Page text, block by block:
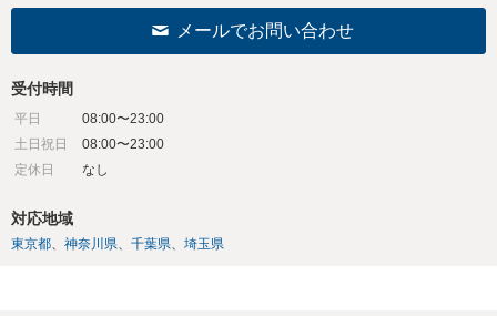
メールでお問い合わせ
受付時間
平日
08:00〜23:00
土日祝日
08:00〜23:00
定休日
なし
対応地域
東京都 神奈川県 千葉県 埼玉県